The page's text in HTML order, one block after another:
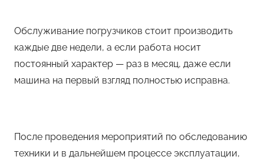
Обслуживание погрузчиков стоит производить
каждые две недели, а если работа носит
постоянный характер — раз в месяц, даже если
машина на первый взгляд полностью исправна.
После проведения мероприятий по обследованию
техники и в дальнейшем процессе эксплуатации,